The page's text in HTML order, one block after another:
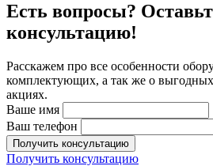
Есть вопросы?
консультацию!
Расскажем про все особенности
комплектующих, а так же о
акциях.
Ваше имя
Ваш телефон
Получить консультацию
Получить консультацию